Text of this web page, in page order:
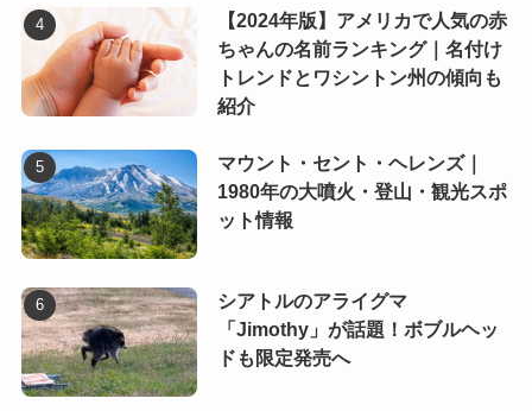
【2024年版】アメリカで人気の赤
ちゃんの名前ランキング｜名付け
トレンドとワシントン州の傾向も
紹介
マウント・セント・ヘレンズ｜
1980年の大噴火・登山・観光スポ
ット情報
シアトルのアライグマ
「Jimothy」が話題！ボブルヘッ
ドも限定発売へ